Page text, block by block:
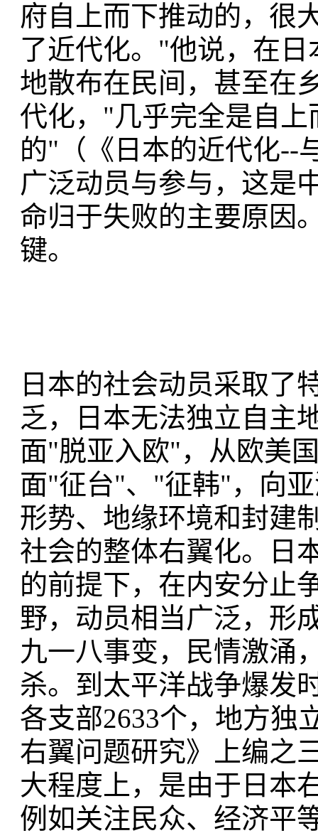
府自上而下推动的，很
了近代化。"他说，在
地散布在民间，甚至在
代化，"几乎完全是自
的"（《日本的近代化--
广泛动员与参与，这是
命归于失败的主要原因
键。
日本的社会动员采取了
乏，日本无法独立自主
面"脱亚入欧"，从欧美
面"征台"、"征韩"，向
形势、地缘环境和封建
社会的整体右翼化。日
的前提下，在内安分止
野，动员相当广泛，形
九一八事变，民情激涌
杀。到太平洋战争爆发
各支部2633个，地方独
右翼问题研究》上编之
大程度上，是由于日本
例如关注民众、经济平